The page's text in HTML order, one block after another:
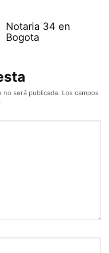
Notaria 34 en
Bogota
será publicada. Los campos